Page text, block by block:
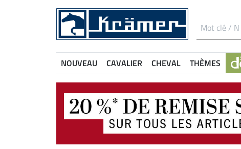
NOUVEAU CAVALIER CHEVAL THÈMES